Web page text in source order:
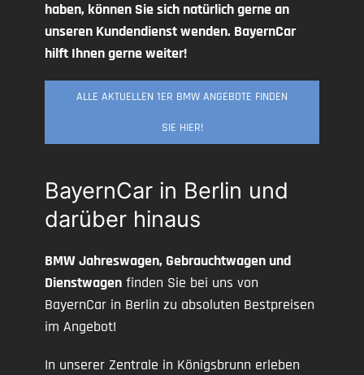
haben, können Sie sich natürlich gerne an
unseren Kundendienst wenden. BayernCar
hilft Ihnen gerne weiter!
ALLE AKTUELLEN 1ER BMW ANGEBOTE FINDEN
SIE HIER!
BayernCar in Berlin und
darüber hinaus
BMW Jahreswagen, Gebrauchtwagen und
Dienstwagen finden Sie bei uns von
BayernCar in Berlin zu absoluten Bestpreisen
im Angebot!
In unserer Zentrale in Königsbrunn erleben